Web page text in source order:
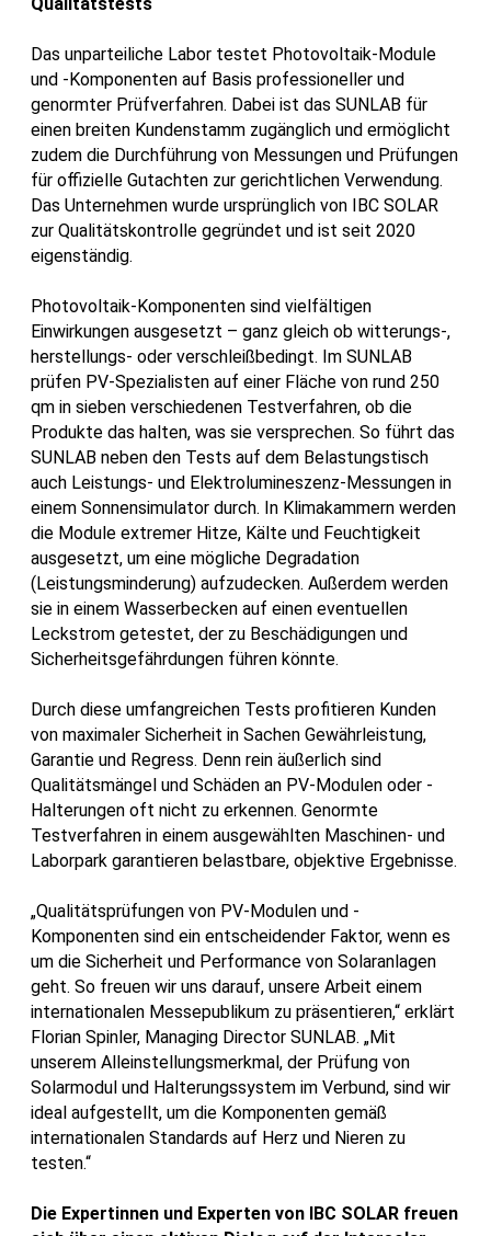
Das unparteiliche Labor testet Photovoltaik-Module
und -Komponenten auf Basis professioneller und
genormter Prüfverfahren. Dabei ist das SUNLAB für
einen breiten Kundenstamm zugänglich und ermöglicht
zudem die Durchführung von Messungen und Prüfungen
für offizielle Gutachten zur gerichtlichen Verwendung.
Das Unternehmen wurde ursprünglich von IBC SOLAR
zur Qualitätskontrolle gegründet und ist seit 2020
eigenständig.
Photovoltaik-Komponenten sind vielfältigen
Einwirkungen ausgesetzt – ganz gleich ob witterungs-,
herstellungs- oder verschleißbedingt. Im SUNLAB
prüfen PV-Spezialisten auf einer Fläche von rund 250
qm in sieben verschiedenen Testverfahren, ob die
Produkte das halten, was sie versprechen. So führt das
SUNLAB neben den Tests auf dem Belastungstisch
auch Leistungs- und Elektrolumineszenz-Messungen in
einem Sonnensimulator durch. In Klimakammern werden
die Module extremer Hitze, Kälte und Feuchtigkeit
ausgesetzt, um eine mögliche Degradation
(Leistungsminderung) aufzudecken. Außerdem werden
sie in einem Wasserbecken auf einen eventuellen
Leckstrom getestet, der zu Beschädigungen und
Sicherheitsgefährdungen führen könnte.
Durch diese umfangreichen Tests profitieren Kunden
von maximaler Sicherheit in Sachen Gewährleistung,
Garantie und Regress. Denn rein äußerlich sind
Qualitätsmängel und Schäden an PV-Modulen oder -
Halterungen oft nicht zu erkennen. Genormte
Testverfahren in einem ausgewählten Maschinen- und
Laborpark garantieren belastbare, objektive Ergebnisse.
„Qualitätsprüfungen von PV-Modulen und -
Komponenten sind ein entscheidender Faktor, wenn es
um die Sicherheit und Performance von Solaranlagen
geht. So freuen wir uns darauf, unsere Arbeit einem
internationalen Messepublikum zu präsentieren,“ erklärt
Florian Spinler, Managing Director SUNLAB. „Mit
unserem Alleinstellungsmerkmal, der Prüfung von
Solarmodul und Halterungssystem im Verbund, sind wir
ideal aufgestellt, um die Komponenten gemäß
internationalen Standards auf Herz und Nieren zu
testen.“
Die Expertinnen und Experten von IBC SOLAR freuen